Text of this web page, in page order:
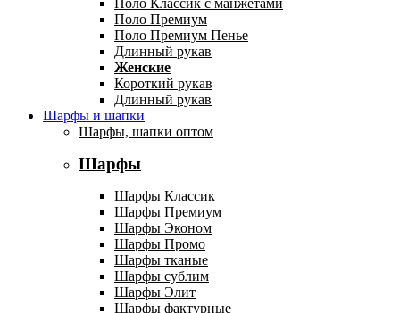
Поло Премиум
Поло Премиум Пенье
Длинный рукав
Женские
Короткий рукав
Длинный рукав
Шарфы и шапки
Шарфы, шапки оптом
Шарфы
Шарфы Классик
Шарфы Премиум
Шарфы Эконом
Шарфы Промо
Шарфы тканые
Шарфы сублим
Шарфы Элит
Шарфы фактурные